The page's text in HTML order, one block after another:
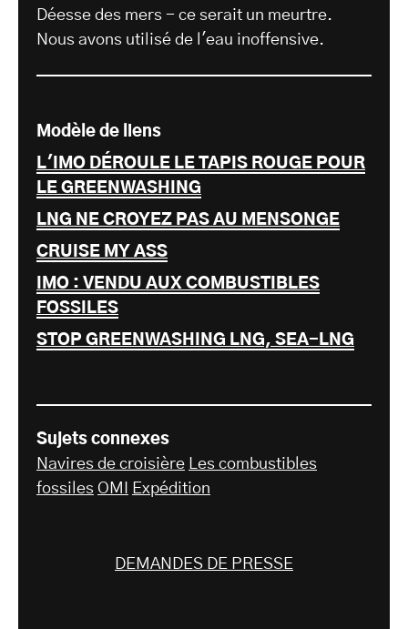
Déesse des mers - ce serait un meurtre.
Nous avons utilisé de l'eau inoffensive.
Modèle de liens
L'IMO DÉROULE LE TAPIS ROUGE POUR
LE GREENWASHING
LNG NE CROYEZ PAS AU MENSONGE
CRUISE MY ASS
IMO : VENDU AUX COMBUSTIBLES
FOSSILES
STOP GREENWASHING LNG, SEA-LNG
Sujets connexes
Navires de croisière
Les combustibles
fossiles OMI Expédition
DEMANDES DE PRESSE